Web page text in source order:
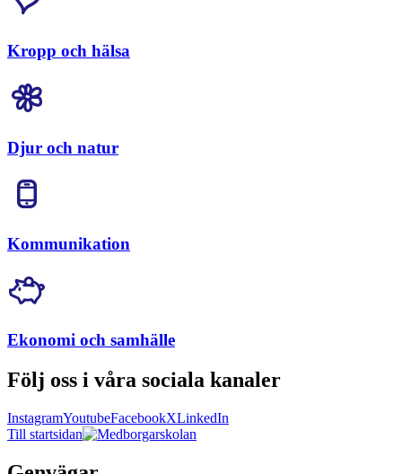
Kropp och hälsa
Djur och natur
Kommunikation
Ekonomi och samhälle
Följ oss i våra sociala kanaler
InstagramYoutubeFacebookXLinkedIn
Till startsidan